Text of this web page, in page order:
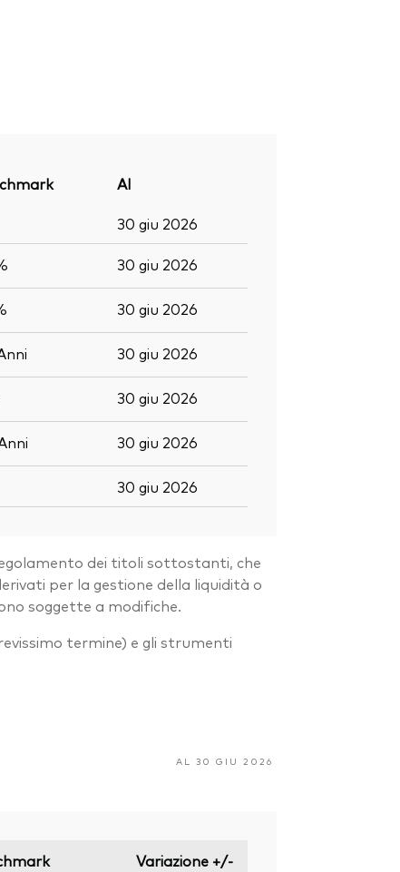
Al
30 giu 2026
30 giu 2026
30 giu 2026
30 giu 2026
30 giu 2026
30 giu 2026
30 giu 2026
dei titoli sottostanti, che
per la gestione della liquidità o
soggette a modifiche.
termine) e gli strumenti
AL 30 GIU 2026
Variazione +/-